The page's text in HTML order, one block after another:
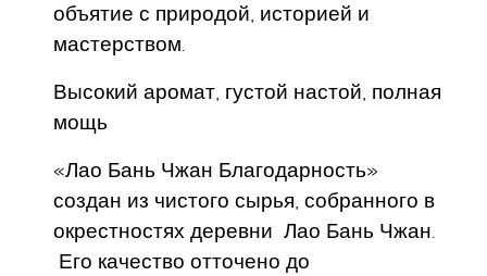
объятие с природой, историей и
мастерством.
Высокий аромат, густой настой, полная
мощь
«Лао Бань Чжан Благодарность»
создан из чистого сырья, собранного в
окрестностях деревни Лао Бань Чжан.
Его качество отточено до